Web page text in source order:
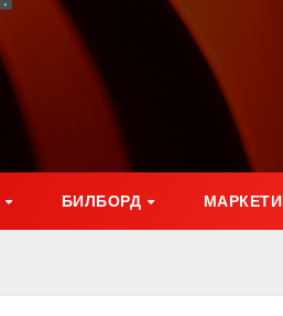
БИЛБОРД